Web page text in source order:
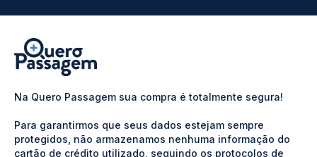
Na Quero Passagem sua compra é totalmente segura!
Para garantirmos que seus dados estejam sempre
protegidos, não armazenamos nenhuma informação do
cartão de crédito utilizado, seguindo os protocolos de